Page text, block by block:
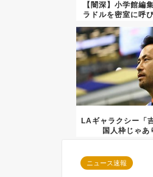
【闇深】小学館編
ラドルを密室に呼
LAギャラクシー「
国人枠じゃあ
ニュース速報